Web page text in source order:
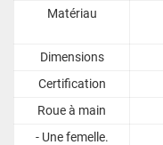
Matériau
Dimensions
Certification
Roue à main
- Une femelle.